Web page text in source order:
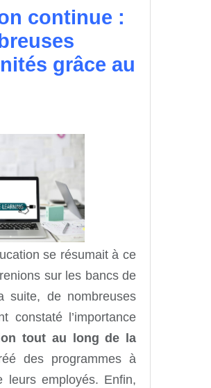
continue :
grâce au
se résumait à ce
sur les bancs de
suite, de nombreuses
constaté l’importance
tout au long de la
des programmes à
leurs employés. Enfin,